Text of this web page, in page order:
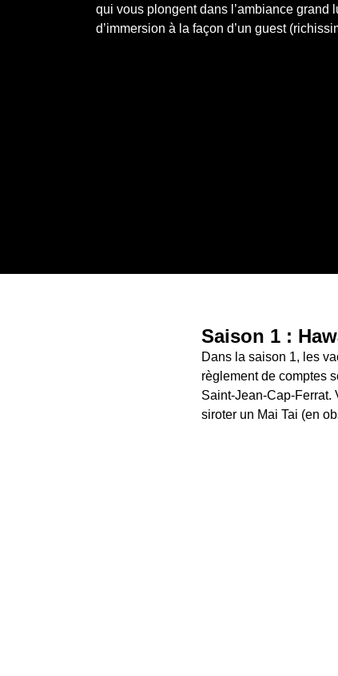
qui vous plongent dans l’ambiance grand
d’immersion à la façon d’un guest
Saison 1 :
Dans la saison 1, les
règlement de comptes
Saint-Jean-Cap-Ferrat.
siroter un Mai Tai (en